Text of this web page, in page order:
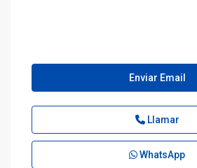
Enviar Email
Llamar
WhatsApp